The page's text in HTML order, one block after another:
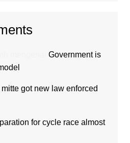
Government is
mitte got new law enforced
for cycle race almost